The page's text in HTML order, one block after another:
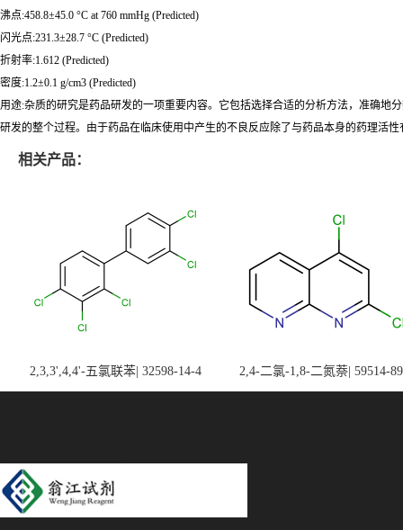
沸点:458.8±45.0 °C at 760 mmHg (Predicted)
闪光点:231.3±28.7 °C (Predicted)
折射率:1.612 (Predicted)
密度:1.2±0.1 g/cm3 (Predicted)
用途:杂质的研究是药品研发的一项重要内容。它包括选择合适的分析方法，准确地
研发的整个过程。由于药品在临床使用中产生的不良反应除了与药品本身的药理活
相关产品：
2,3,3',4,4'-五氯联苯| 32598-14-4 2,4-二氯-1,8-二氮萘| 59514-